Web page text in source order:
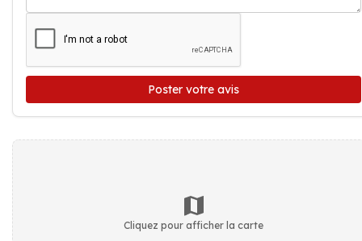
Poster votre avis
Cliquez pour afficher la carte